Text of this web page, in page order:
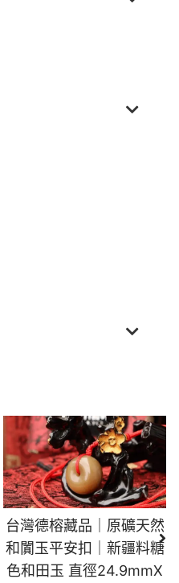
台灣德榕藏品｜原礦天然
和闐玉平安扣｜新疆料糖
色和田玉 直徑24.9mmX